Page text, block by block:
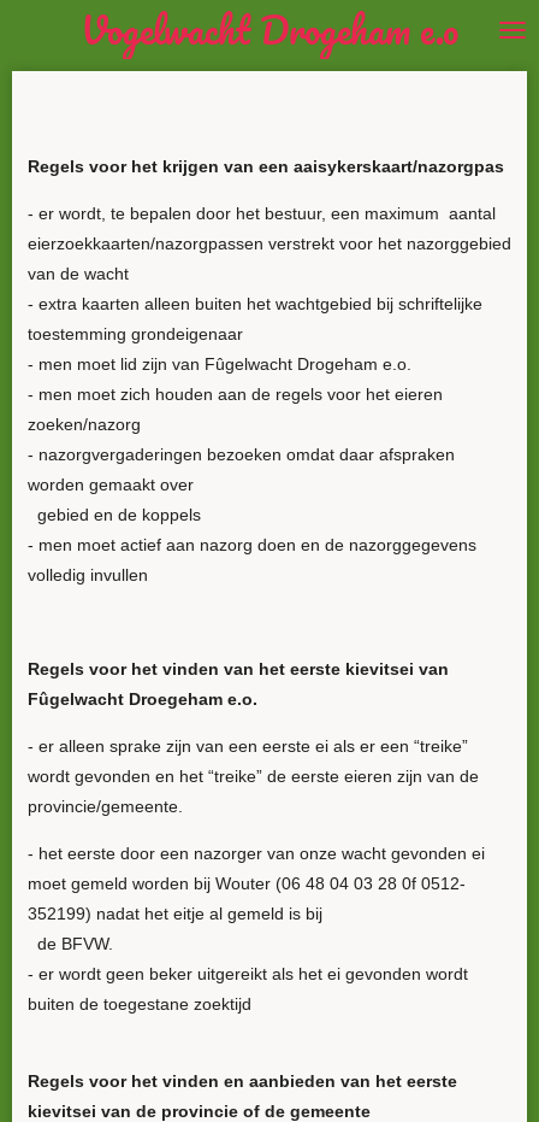
Vogelwacht Drogeham e.o
Regels voor het krijgen van een aaisykerskaart/nazorgpas
- er wordt, te bepalen door het bestuur, een maximum aantal
eierzoekkaarten/nazorgpassen verstrekt voor het nazorggebied
van de wacht
- extra kaarten alleen buiten het wachtgebied bij schriftelijke
toestemming grondeigenaar
- men moet lid zijn van Fûgelwacht Drogeham e.o.
- men moet zich houden aan de regels voor het eieren
zoeken/nazorg
- nazorgvergaderingen bezoeken omdat daar afspraken
worden gemaakt over
gebied en de koppels
- men moet actief aan nazorg doen en de nazorggegevens
volledig invullen
Regels voor het vinden van het eerste kievitsei van
Fûgelwacht Droegeham e.o.
- er alleen sprake zijn van een eerste ei als er een “treike”
wordt gevonden en het “treike” de eerste eieren zijn van de
provincie/gemeente.
- het eerste door een nazorger van onze wacht gevonden ei
moet gemeld worden bij Wouter (06 48 04 03 28 0f 0512-
352199) nadat het eitje al gemeld is bij
de BFVW.
- er wordt geen beker uitgereikt als het ei gevonden wordt
buiten de toegestane zoektijd
Regels voor het vinden en aanbieden van het eerste
kievitsei van de provincie of de gemeente